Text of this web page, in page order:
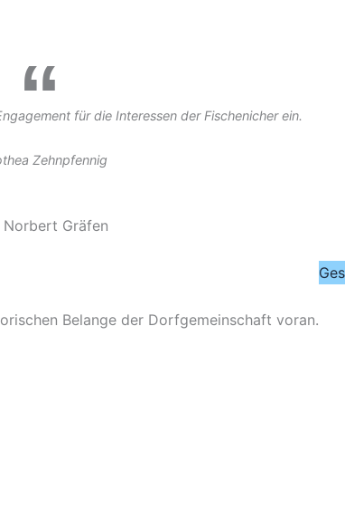
für die Interessen der Fischenicher ein.
Zehnpfennig
Norbert Gräfen
Belange der Dorfgemeinschaft voran.